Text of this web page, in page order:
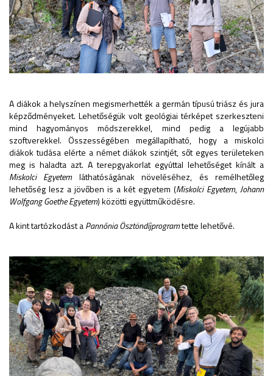
A diákok a helyszínen megismerhették a germán típusú triász és jura
képződményeket. Lehetőségük volt geológiai térképet szerkeszteni
mind hagyományos módszerekkel, mind pedig a legújabb
szoftverekkel. Összességében megállapítható, hogy a miskolci
diákok tudása elérte a német diákok szintjét, sőt egyes területeken
meg is haladta azt. A terepgyakorlat egyúttal lehetőséget kínált a
Miskolci Egyetem láthatóságának növeléséhez, és remélhetőleg
lehetőség lesz a jövőben is a két egyetem (Miskolci Egyetem, Johann
Wolfgang Goethe Egyetem) közötti együttműködésre.
A kint tartózkodást aPannónia Ösztöndíjprogramtette lehetővé.